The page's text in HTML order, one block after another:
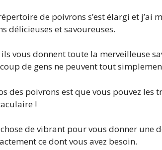
de poivrons s’est élargi et j’ai
délicieuses et savoureuses.
vous donnent toute la merveilleuse
de gens ne peuvent tout
des poivrons est que vous pouvez les
!
de vibrant pour vous donner une
ce dont vous avez besoin.